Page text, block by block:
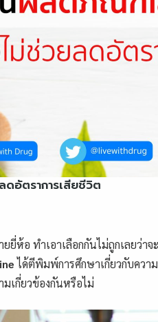
ดอัตราการเสียชีวิต
ห้อ ทำเอาเลือกกันไม่ถูกเลยว่า
ได้ตีพิมพ์การศึกษาเกี่ยวกับคว
เกี่ยวข้องกันหรือไม่